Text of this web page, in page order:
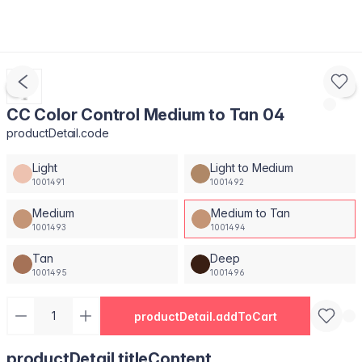
CC Color Control Medium to Tan 04
productDetail.code
Light
1001491
Light to Medium
1001492
Medium
1001493
Medium to Tan
1001494
Tan
1001495
Deep
1001496
productDetail.addToCart